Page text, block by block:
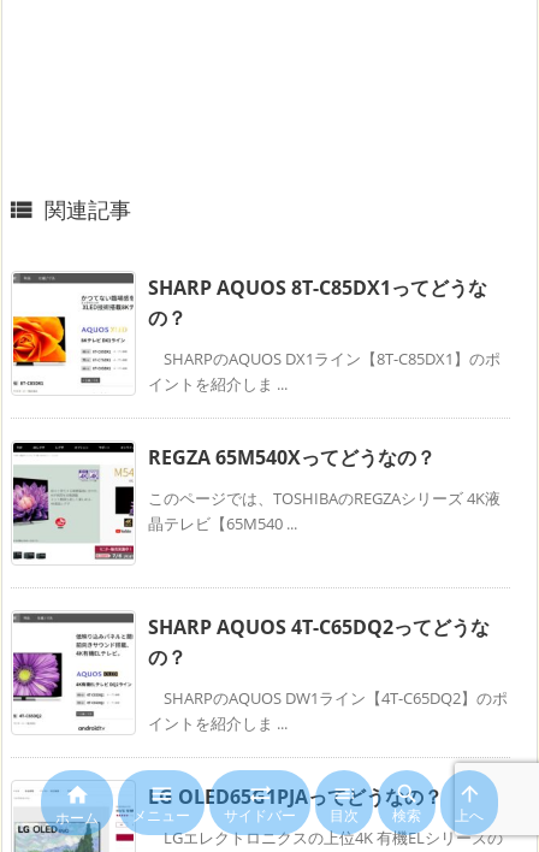
 関連記事
SHARP AQUOS 8T-C85DX1ってどうな
の？
SHARPのAQUOS DX1ライン【8T-C85DX1】のポ
イントを紹介しま ...
REGZA 65M540Xってどうなの？
このページでは、TOSHIBAのREGZAシリーズ 4K液
晶テレビ【65M540 ...
SHARP AQUOS 4T-C65DQ2ってどうな
の？
SHARPのAQUOS DW1ライン【4T-C65DQ2】のポ
イントを紹介しま ...
LG OLED65G1PJAってどうなの？
LGエレクトロニクスの上位4K 有機ELシリーズの

ホーム

メニュー

サイドバー

目次

検索

上へ